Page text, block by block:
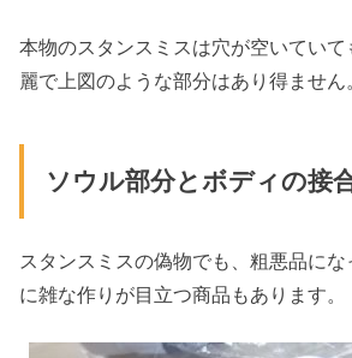
本物のスタンスミスは穴が空いてい
麗で上図のような部分はあり得ません
ソウル部分とボディの接
スタンスミスの偽物でも、粗悪品に
に雑な作りが目立つ商品もあります。